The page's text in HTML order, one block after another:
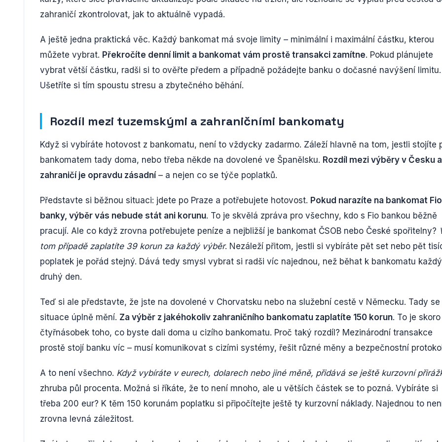
zahraničí zkontrolovat, jak to aktuálně vypadá.
A ještě jedna praktická věc. Každý bankomat má svoje limity – minimální i maximální částku, kterou
můžete vybrat. Překročíte denní limit a bankomat vám prostě transakci zamítne. Pokud plánujete
vybrat větší částku, radši si to ověřte předem a případně požádejte banku o dočasné navýšení limitu.
Ušetříte si tím spoustu stresu a zbytečného běhání.
Rozdíl mezi tuzemskými a zahraničními bankomaty
Když si vybíráte hotovost z bankomatu, není to vždycky zadarmo. Záleží hlavně na tom, jestli stojíte
bankomatem tady doma, nebo třeba někde na dovolené ve Španělsku. Rozdíl mezi výběry v Česku
zahraničí je opravdu zásadní – a nejen co se týče poplatků.
Představte si běžnou situaci: jdete po Praze a potřebujete hotovost. Pokud narazíte na bankomat Fio
banky, výběr vás nebude stát ani korunu. To je skvělá zpráva pro všechny, kdo s Fio bankou běžně
pracují. Ale co když zrovna potřebujete peníze a nejbližší je bankomat ČSOB nebo České spořitelny?
tom případě zaplatíte 39 korun za každý výběr. Nezáleží přitom, jestli si vybíráte pět set nebo pět
poplatek je pořád stejný. Dává tedy smysl vybrat si radši víc najednou, než běhat k bankomatu každý
druhý den.
Teď si ale představte, že jste na dovolené v Chorvatsku nebo na služební cestě v Německu. Tady se
situace úplně mění. Za výběr z jakéhokoliv zahraničního bankomatu zaplatíte 150 korun. To je skoro
čtyřnásobek toho, co byste dali doma u cizího bankomatu. Proč taký rozdíl? Mezinárodní transakce
prostě stojí banku víc – musí komunikovat s cizími systémy, řešit různé měny a bezpečnostní
A to není všechno. Když vybíráte v eurech, dolarech nebo jiné měně, přidává se ještě kurzovní
zhruba půl procenta. Možná si říkáte, že to není mnoho, ale u větších částek se to pozná. Vybíráte si
třeba 200 eur? K těm 150 korunám poplatku si připočítejte ještě ty kurzovní náklady. Najednou to
zrovna levná záležitost.